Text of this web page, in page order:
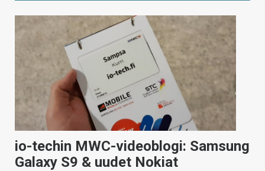
io-techin MWC-videoblogi: Samsung
Galaxy S9 & uudet Nokiat